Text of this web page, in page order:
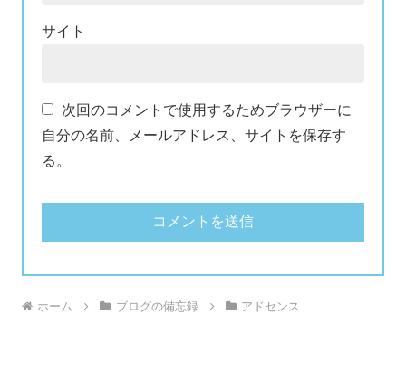
サイト
次回のコメントで使用するためブラウザーに
自分の名前、メールアドレス、サイトを保存す
る。
ホーム ブログの備忘録 アドセンス